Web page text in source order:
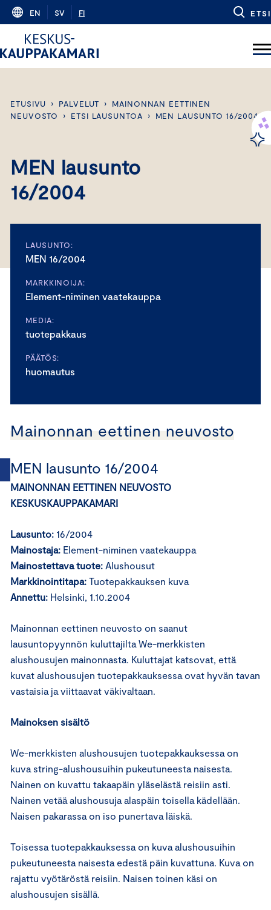
Skip
content
EN SV FI ETSI
ETUSIVU › PALVELUT ›
MAINONNAN EETTINEN
NEUVOSTO
› ETSI LAUSUNTOA › MEN LAUSUNTO 16/2004
MEN lausunto
16/2004
LAUSUNTO:
MEN 16/2004
MARKKINOIJA:
Element-niminen vaatekauppa
MEDIA:
tuotepakkaus
PÄÄTÖS:
huomautus
Mainonnan eettinen neuvosto
MEN lausunto 16/2004
MAINONNAN EETTINEN NEUVOSTO
KESKUSKAUPPAKAMARI
Lausunto: 16/2004
Mainostaja: Element-niminen vaatekauppa
Mainostettava tuote: Alushousut
Markkinointitapa: Tuotepakkauksen kuva
Annettu: Helsinki, 1.10.2004
Mainonnan eettinen neuvosto on saanut
lausuntopyynnön kuluttajilta We-merkkisten
alushousujen mainonnasta. Kuluttajat katsovat, että
kuvat alushousujen tuotepakkauksessa ovat hyvän tavan
vastaisia ja viittaavat väkivaltaan.
Mainoksen sisältö
We-merkkisten alushousujen tuotepakkauksessa on
kuva string-alushousuihin pukeutuneesta naisesta.
Nainen on kuvattu takaapäin yläselästä reisiin asti.
Nainen vetää alushousuja alaspäin toisella kädellään.
Naisen pakarassa on iso punertava läiskä.
Toisessa tuotepakkauksessa on kuva alushousuihin
pukeutuneesta naisesta edestä päin kuvattuna. Kuva on
rajattu vyötäröstä reisiin. Naisen toinen käsi on
alushousujen sisällä.